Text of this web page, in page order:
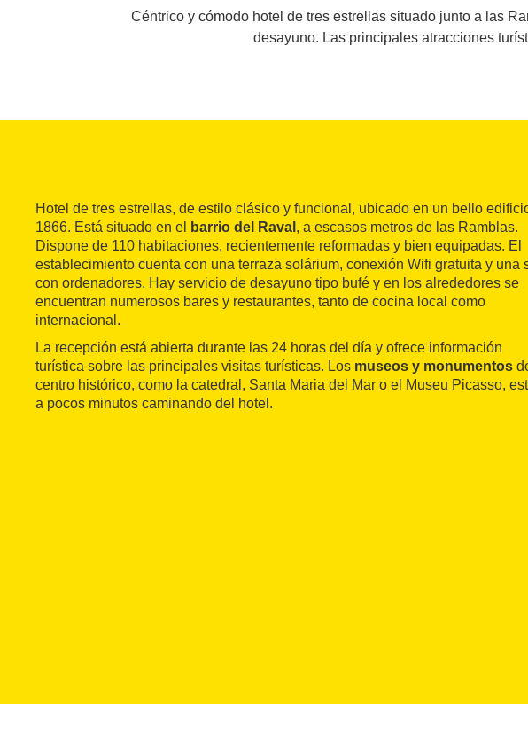
Céntrico y cómodo hotel de tres estrellas situado junto a las
desayuno. Las principales atracciones
Hotel de tres estrellas, de estilo clásico y funcional, ubicado en un bello
1866. Está situado en el
barrio del Raval , a escasos metros de las Ramblas.
Dispone de 110 habitaciones, recientemente reformadas y bien equipadas. El
establecimiento cuenta con una terraza solárium, conexión Wifi gratuita y una
con ordenadores. Hay servicio de desayuno tipo bufé y en los alrededores se
encuentran numerosos bares y restaurantes, tanto de cocina local como
internacional.
La recepción está abierta durante las 24 horas del día y ofrece información
turística sobre las principales visitas turísticas. Los museos y monumentos
centro histórico, como la catedral, Santa Maria del Mar o el Museu Picasso,
a pocos minutos caminando del hotel.